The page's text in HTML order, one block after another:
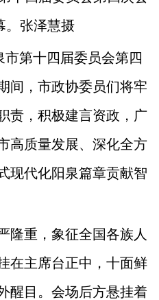
。张泽慧摄
第十四届委员会第四
间，市政协委员们将牢
责，积极建言资政，广
高质量发展、深化全方
现代化阳泉篇章贡献智
重，象征全国各族人
在主席台正中，十面鲜
醒目。会场后方悬挂着